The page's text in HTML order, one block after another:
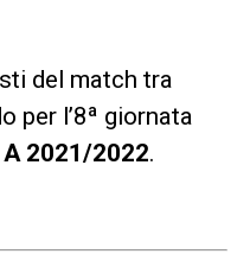
del match tra
per l’8ª giornata
2021/2022.